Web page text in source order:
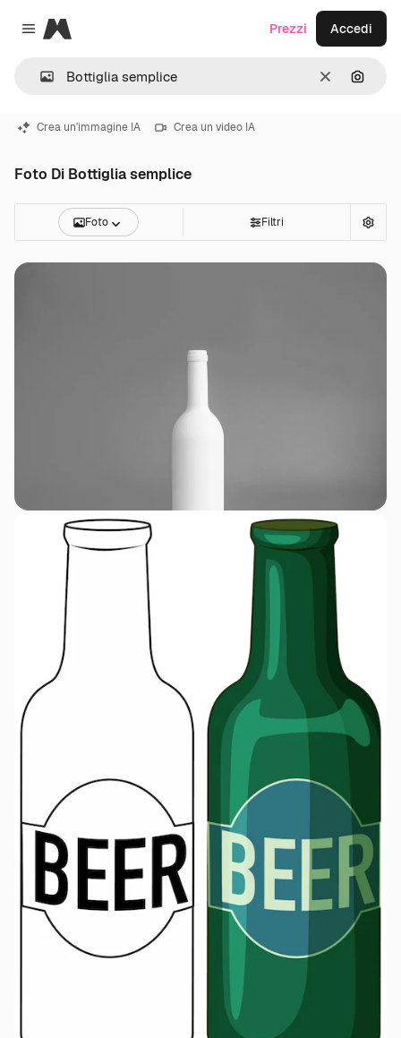
Close menu
Magnific
CancellaCerca
Prezzi Accedi
Crea un'immagine IA Crea un video IA
Foto Di Bottiglia semplice
Foto Filtri